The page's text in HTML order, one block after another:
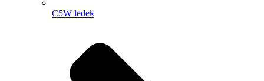
C5W ledek